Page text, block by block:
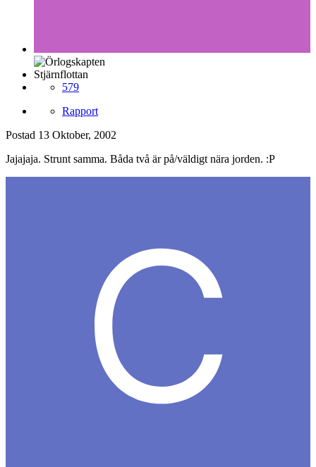
Stjärnflottan
579
Rapport
Postad 13 Oktober, 2002
Jajajaja. Strunt samma. Båda två är på/väldigt nära jorden. :P